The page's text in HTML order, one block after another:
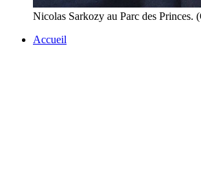
Nicolas Sarkozy au Parc des
Accueil